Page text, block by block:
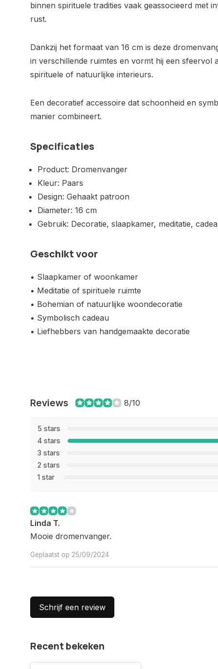
binnen spirituele tradities vaak geassocieerd met
rust.
Dankzij het formaat van 16 cm is deze
in verschillende ruimtes en vormt hij een sfeervol
spirituele of natuurlijke interieurs.
Een decoratief accessoire dat schoonheid en
manier combineert.
Specificaties
Product: Dromenvanger
Kleur: Paars
Design: Gehaakt patroon
Diameter: 16 cm
Gebruik: Decoratie, slaapkamer, meditatie,
Geschikt voor
• Slaapkamer of woonkamer
• Meditatie of spirituele ruimte
• Bohemian of natuurlijke woondecoratie
• Symbolisch cadeau
• Liefhebbers van handgemaakte decoratie
Reviews 8/10
5 stars
4 stars
3 stars
2 stars
1 star
Linda T.
Mooie dromenvanger.
Geplaatst op 25/09/2024
Schrijf een review
Recent bekeken